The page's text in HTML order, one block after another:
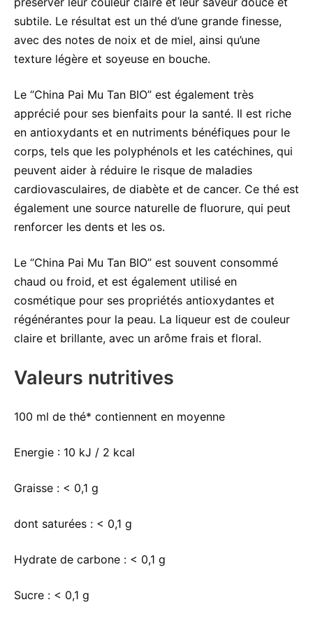
subtile. Le résultat est un thé d’une grande finesse,
avec des notes de noix et de miel, ainsi qu’une
texture légère et soyeuse en bouche.
Le “China Pai Mu Tan BIO” est également très
apprécié pour ses bienfaits pour la santé. Il est riche
en antioxydants et en nutriments bénéfiques pour le
corps, tels que les polyphénols et les catéchines, qui
peuvent aider à réduire le risque de maladies
cardiovasculaires, de diabète et de cancer. Ce thé est
également une source naturelle de fluorure, qui peut
renforcer les dents et les os.
Le “China Pai Mu Tan BIO” est souvent consommé
chaud ou froid, et est également utilisé en
cosmétique pour ses propriétés antioxydantes et
régénérantes pour la peau. La liqueur est de couleur
claire et brillante, avec un arôme frais et floral.
Valeurs nutritives
100 ml de thé* contiennent en moyenne
Energie : 10 kJ / 2 kcal
Graisse : < 0,1 g
dont saturées : < 0,1 g
Hydrate de carbone : < 0,1 g
Sucre : < 0,1 g